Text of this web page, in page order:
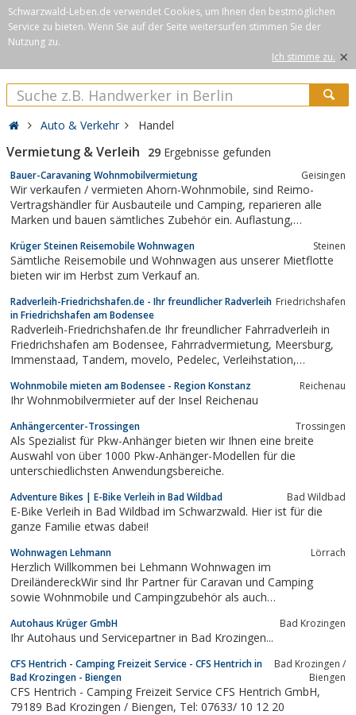
Schwarzwald-Leben.de verwendet Cookies, um Ihnen den bestmöglichen
Service zu bieten. Wenn Sie auf der Seite weitersurfen stimmen Sie der
Nutzung zu.
Ich stimme zu. ×
Auto & Verkehr Handel
Vermietung & Verleih 29 Ergebnisse gefunden
Bauer-Caravaning Wohnmobilvermietung Geisingen
Wir verkaufen / vermieten Ahorn-Wohnmobile, sind Reimo-
Vertragshändler für Ausbauteile und Camping, reparieren alle
Marken und bauen sämtliches Zubehör ein. Auflastung,
Krüger Steinen Reisemobile Wohnwagen Steinen
Sämtliche Reisemobile und Wohnwagen aus unserer Mietflotte
bieten wir im Herbst zum Verkauf an.
Radverleih-Friedrichshafen.de - Ihr freundlicher Radverleih
in Friedrichshafen am Bodensee
Friedrichshafen
Radverleih-Friedrichshafen.de Ihr freundlicher Fahrradverleih in
Friedrichshafen am Bodensee, Fahrradvermietung, Meersburg,
Immenstaad, Tandem, movelo, Pedelec, Verleihstation,
Wohnmobile mieten am Bodensee - Region Konstanz Reichenau
Ihr Wohnmobilvermieter auf der Insel Reichenau
Anhängercenter-Trossingen Trossingen
Als Spezialist für Pkw-Anhänger bieten wir Ihnen eine breite
Auswahl von über 1000 Pkw-Anhänger-Modellen für die
unterschiedlichsten Anwendungsbereiche.
Adventure Bikes | E-Bike Verleih in Bad Wildbad Bad Wildbad
E-Bike Verleih in Bad Wildbad im Schwarzwald. Hier ist für die
ganze Familie etwas dabei!
Wohnwagen Lehmann Lörrach
Herzlich Willkommen bei Lehmann Wohnwagen im
DreiländereckWir sind Ihr Partner für Caravan und Camping
sowie Wohnmobile und Campingzubehör als auch
Südbaden mit Werkstatt und Zubehör befindet sich im
Dreiländereck in unmittelbarer Grenznähe von Basel und zur...
Autohaus Krüger GmbH Bad Krozingen
Ihr Autohaus und Servicepartner in Bad Krozingen...
CFS Hentrich - Camping Freizeit Service - CFS Hentrich in
Bad Krozingen - Biengen
Bad Krozingen /
Biengen
CFS Hentrich - Camping Freizeit Service CFS Hentrich GmbH,
79189 Bad Krozingen / Biengen, Tel: 07633/ 10 12 20